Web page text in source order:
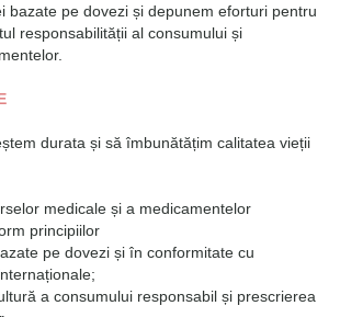
bazate pe dovezi și depunem eforturi pentru
responsabilității al consumului și
durata și să îmbunătățim calitatea vieții
medicale și a medicamentelor
principiilor
pe dovezi și în conformitate cu
a consumului responsabil și prescrierea